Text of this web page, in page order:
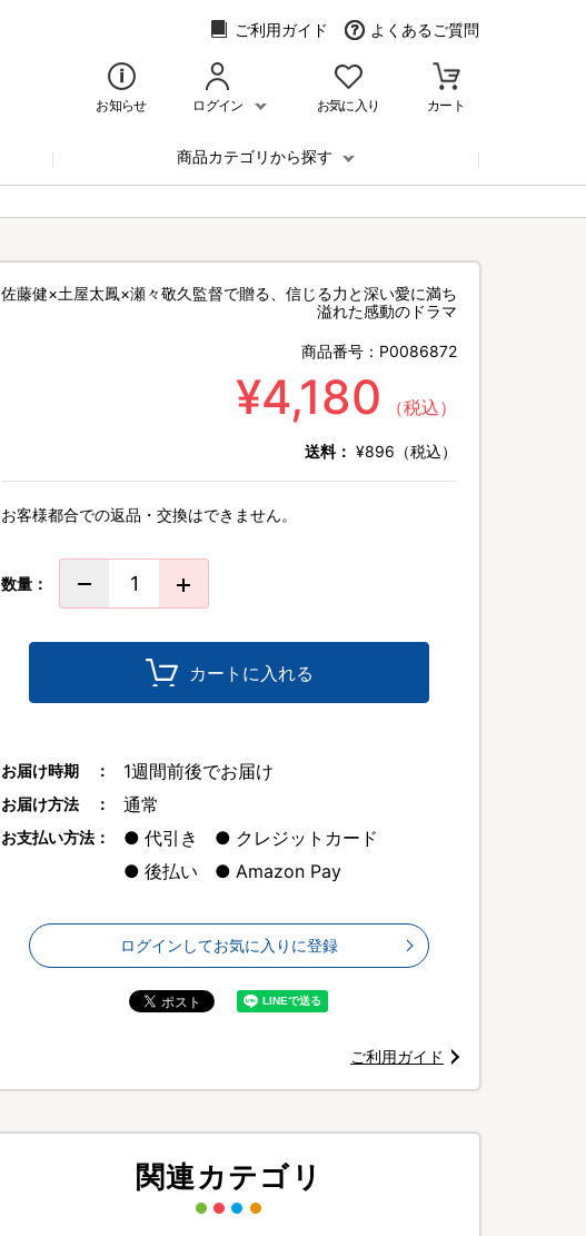
ご利用ガイド よくあるご質問
お知らせ ログイン お気に入り カート
商品カテゴリから探す
佐藤健×土屋太鳳×瀬々敬久監督で贈る、信じる力と深い愛に満ち
溢れた感動のドラマ
商品番号： P0086872
¥4,180 （税込）
送料： ¥896（税込）
お客様都合での返品・交換はできません。
数量：
カートに入れる
お届け時期 ： 1週間前後でお届け
お届け方法 ： 通常
お支払い方法： 代引き
クレジットカード
後払い
Amazon Pay
ログインしてお気に入りに登録
ご利用ガイド
関連カテゴリ